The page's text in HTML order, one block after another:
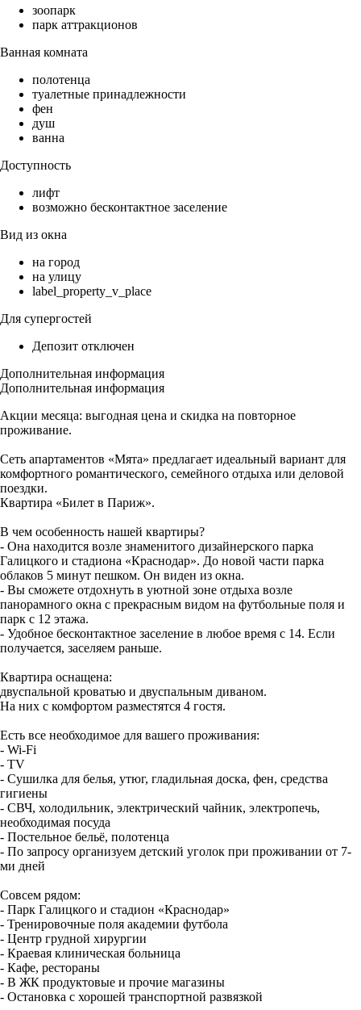
зоопарк
парк аттракционов
Ванная комната
полотенца
туалетные принадлежности
фен
душ
ванна
Доступность
лифт
возможно бесконтактное заселение
Вид из окна
на город
на улицу
label_property_v_place
Для супергостей
Депозит отключен
Дополнительная информация
Дополнительная информация
Акции месяца: выгодная цена и скидка на повторное
проживание.
Сеть апартаментов «Мята» предлагает идеальный вариант для
комфортного романтического, семейного отдыха или деловой
поездки.
Квартира «Билет в Париж».
В чем особенность нашей квартиры?
- Она находится возле знаменитого дизайнерского парка
Галицкого и стадиона «Краснодар». До новой части парка
облаков 5 минут пешком. Он виден из окна.
- Вы сможете отдохнуть в уютной зоне отдыха возле
панорамного окна с прекрасным видом на футбольные поля и
парк с 12 этажа.
- Удобное бесконтактное заселение в любое время с 14. Если
получается, заселяем раньше.
Квартира оснащена:
двуспальной кроватью и двуспальным диваном.
На них с комфортом разместятся 4 гостя.
Есть все необходимое для вашего проживания:
- Wi-Fi
- TV
- Сушилка для белья, утюг, гладильная доска, фен, средства
гигиены
- СВЧ, холодильник, электрический чайник, электропечь,
необходимая посуда
- Постельное бельё, полотенца
- По запросу организуем детский уголок при проживании от 7-
ми дней
Совсем рядом:
- Парк Галицкого и стадион «Краснодар»
- Тренировочные поля академии футбола
- Центр грудной хирургии
- Краевая клиническая больница
- Кафе, рестораны
- В ЖК продуктовые и прочие магазины
- Остановка с хорошей транспортной развязкой